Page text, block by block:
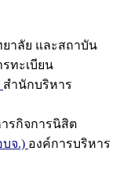
าลัย และสถาบัน
ทะเบียน
สำนักบริหาร
รกิจการนิสิต
จ.) องค์การบริหาร